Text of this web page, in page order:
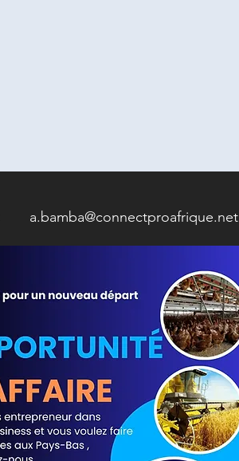
a.bamba@connectproafrique.net